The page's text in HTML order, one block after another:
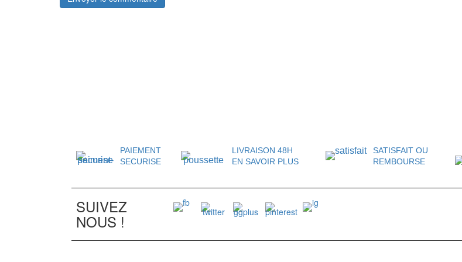
PAIEMENT
SECURISE
LIVRAISON 48H
EN SAVOIR PLUS
SATISFAIT OU
REMBOURSE
SUIVEZ
NOUS !